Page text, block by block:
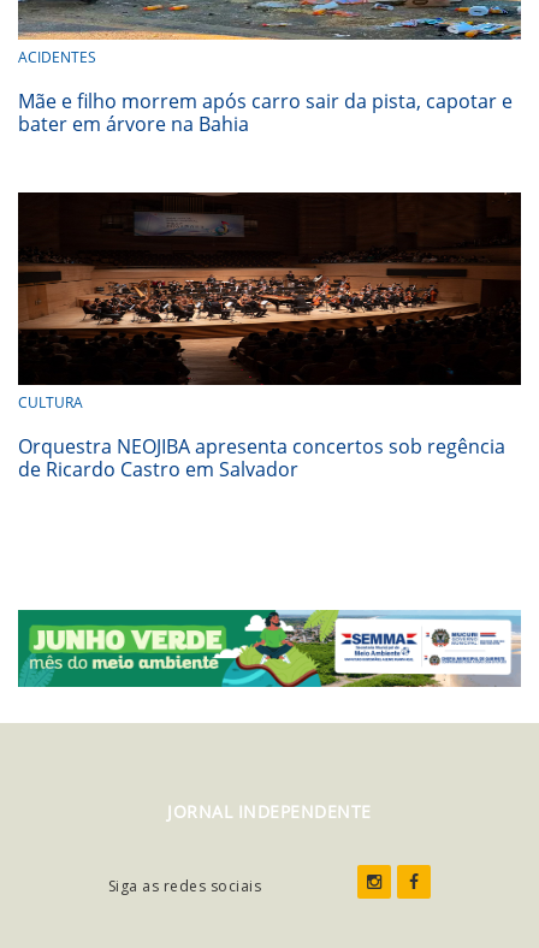
ACIDENTES
Mãe e filho morrem após carro sair da pista, capotar e
bater em árvore na Bahia
CULTURA
Orquestra NEOJIBA apresenta concertos sob regência
de Ricardo Castro em Salvador
JORNAL INDEPENDENTE
Siga as redes sociais